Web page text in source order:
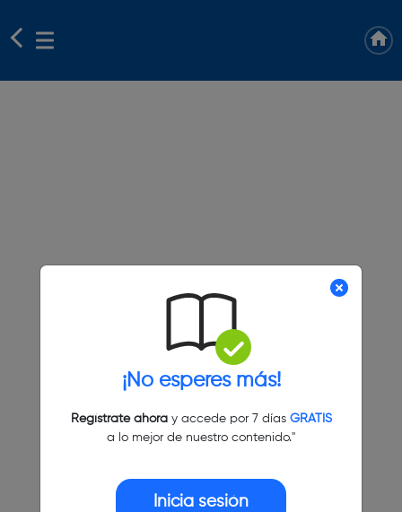
¡No esperes más!
Regístrate ahoray accede por 7 días GRATIS
a lo mejor de nuestro contenido."
Inicia sesión